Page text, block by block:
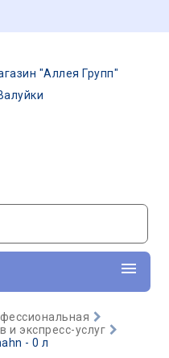
"Аллея Групп"
и экспресс-услуг
- 0 л